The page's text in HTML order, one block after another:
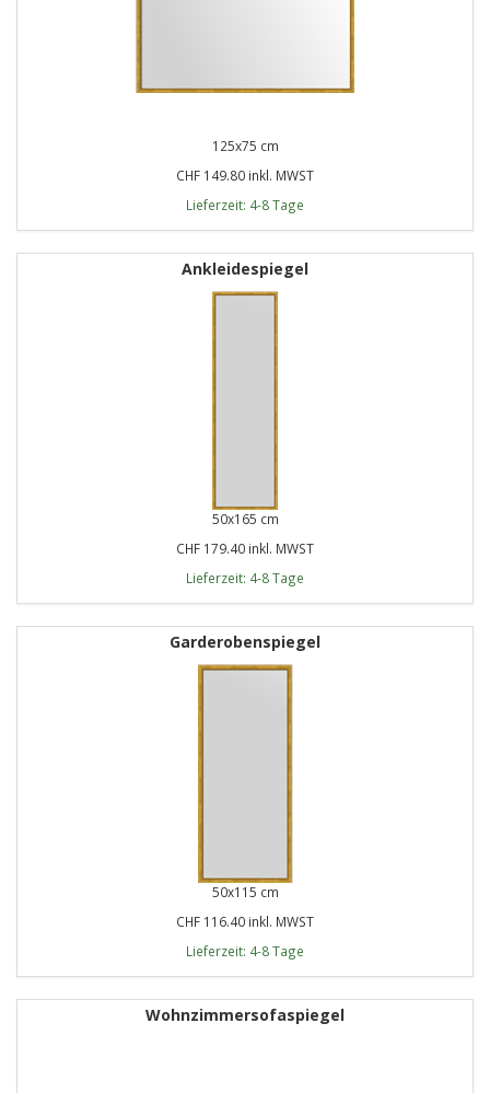
125x75 cm
CHF 149.80 inkl. MWST
Lieferzeit: 4-8 Tage
Ankleidespiegel
50x165 cm
CHF 179.40 inkl. MWST
Lieferzeit: 4-8 Tage
Garderobenspiegel
50x115 cm
CHF 116.40 inkl. MWST
Lieferzeit: 4-8 Tage
Wohnzimmersofaspiegel